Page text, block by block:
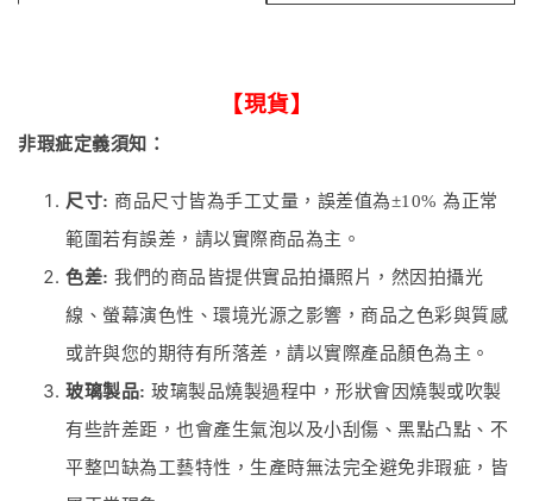
【現貨】
非瑕疵定義須知：
尺寸: 商品尺寸皆為手工丈量，誤差值為±10% 為正常
範圍若有誤差，請以實際商品為主。
色差: 我們的商品皆提供實品拍攝照片，然因拍攝光
線、螢幕演色性、環境光源之影響，商品之色彩與質感
或許與您的期待有所落差，請以實際產品顏色為主。
玻璃製品: 玻璃製品燒製過程中，形狀會因燒製或吹製
有些許差距，也會產生氣泡以及小刮傷、黑點凸點、不
平整凹缺為工藝特性，生產時無法完全避免非瑕疵，皆